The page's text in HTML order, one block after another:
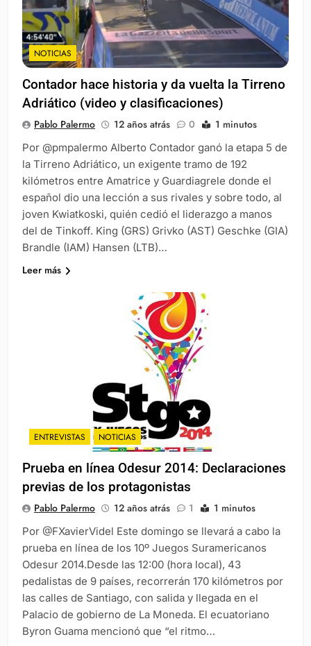
NOTICIAS
Contador hace historia y da vuelta la Tirreno
Adriático (video y clasificaciones)
Pablo Palermo 12 años atrás 0 1 minutos
Por @pmpalermo Alberto Contador ganó la etapa 5 de
la Tirreno Adriático, un exigente tramo de 192
kilómetros entre Amatrice y Guardiagrele donde el
español dio una lección a sus rivales y sobre todo, al
joven Kwiatkoski, quién cedió el liderazgo a manos
del de Tinkoff. King (GRS) Grivko (AST) Geschke (GIA)
Brandle (IAM) Hansen (LTB)…
Leer más
ENTREVISTAS NOTICIAS
Prueba en línea Odesur 2014: Declaraciones
previas de los protagonistas
Pablo Palermo 12 años atrás 1 1 minutos
Por @FXavierVidel Este domingo se llevará a cabo la
prueba en línea de los 10º Juegos Suramericanos
Odesur 2014.Desde las 12:00 (hora local), 43
pedalistas de 9 países, recorrerán 170 kilómetros por
las calles de Santiago, con salida y llegada en el
Palacio de gobierno de La Moneda. El ecuatoriano
Byron Guama mencionó que “el ritmo…